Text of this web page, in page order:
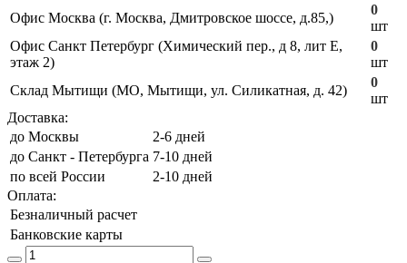
Офис Москва (г. Москва, Дмитровское шоссе, д.85,)
0
шт
Офис Санкт Петербург (Химический пер., д 8, лит Е,
этаж 2)
0
шт
Склад Мытищи (МО, Мытищи, ул. Силикатная, д. 42)
0
шт
Доставка:
до Москвы
2-6 дней
до Санкт - Петербурга 7-10 дней
по всей России
2-10 дней
Оплата:
Безналичный расчет
Банковские карты